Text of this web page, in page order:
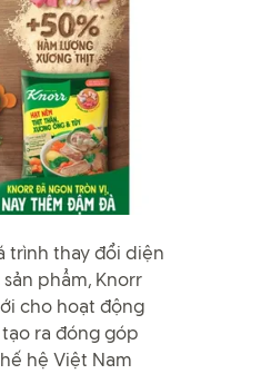
trình thay đổi diện
phẩm, Knorr
cho hoạt động
ra đóng góp
hệ Việt Nam